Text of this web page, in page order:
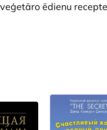
ēdienu